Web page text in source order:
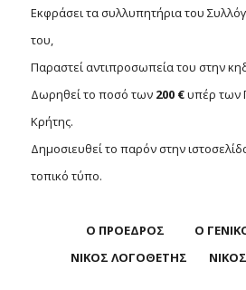
Εκφράσει τα συλλυπητήρια του
του,
Παραστεί αντιπροσωπεία του στην
Δωρηθεί το ποσό των 200 €υπέρ των
Κρήτης.
Δημοσιευθεί το παρόν στην
τοπικό τύπο.
Ο ΠΡΟΕΔΡΟΣ Ο
ΝΙΚΟΣ ΛΟΓΟΘΕΤΗΣ ΝΙΚΟΣ